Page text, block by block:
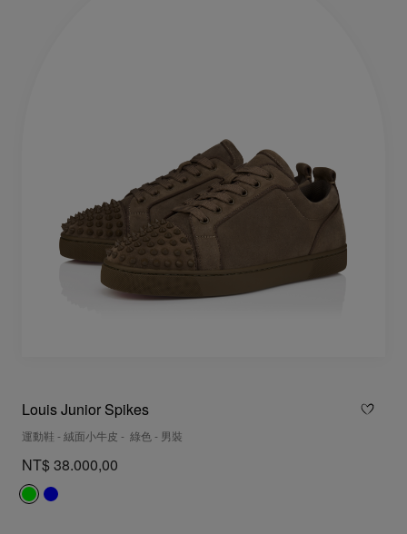
Louis Junior Spikes
運動鞋 - 絨面小牛皮 - 綠色 - 男裝
NT$ 38.000,00